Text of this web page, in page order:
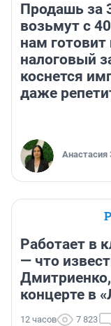
Продашь за
возьмут с
нам
налоговый
коснется
даже
Анастасия
Работает в
— что
концерте в
12 часов 7 823